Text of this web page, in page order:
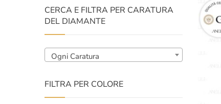
era:
è:
CERCA E FILTRA PER CARATURA
DEL DIAMANTE
Ogni Caratura
FILTRA PER COLORE